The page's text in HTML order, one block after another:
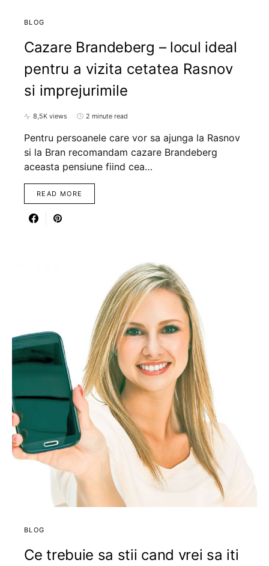
BLOG
Cazare Brandeberg – locul ideal
pentru a vizita cetatea Rasnov
si imprejurimile
8,5K views 2 minute read
Pentru persoanele care vor sa ajunga la Rasnov
si la Bran recomandam cazare Brandeberg
aceasta pensiune fiind cea…
READ MORE
BLOG
Ce trebuie sa stii cand vrei sa iti